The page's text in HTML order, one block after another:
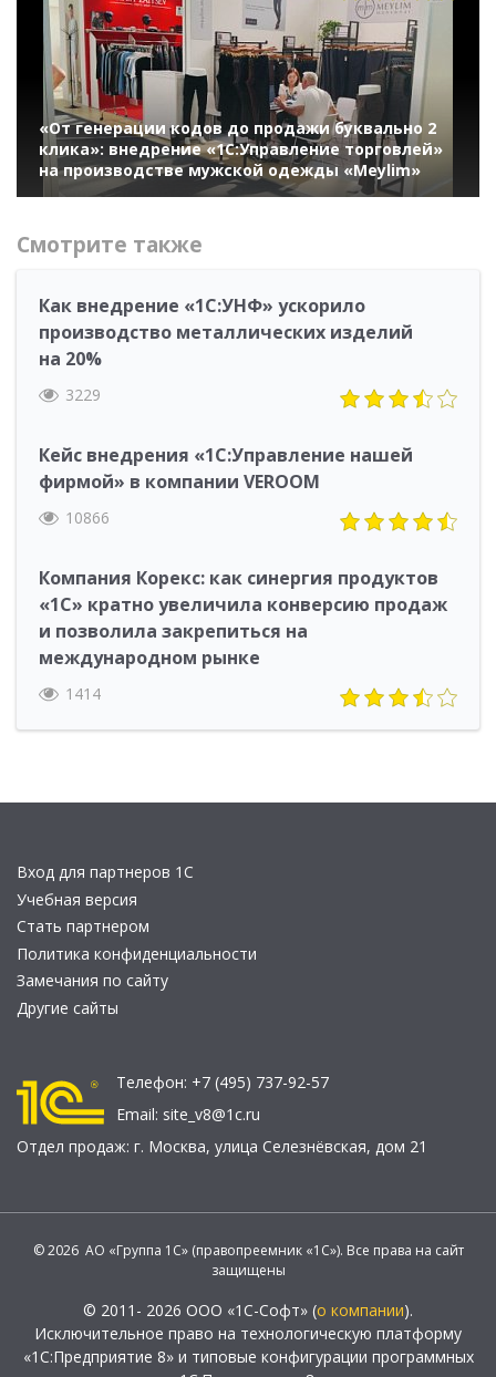
«От генерации кодов до продажи буквально 2
клика»: внедрение «1С:Управление торговлей»
на производстве мужской одежды «Meylim»
Смотрите также
Как внедрение «1С:УНФ» ускорило
производство металлических изделий
на 20%
3229
Кейс внедрения «1С:Управление нашей
фирмой» в компании VEROOM
10866
Компания Корекс: как синергия продуктов
«1С» кратно увеличила конверсию продаж
и позволила закрепиться на
международном рынке
1414
Вход для партнеров 1С
Учебная версия
Стать партнером
Политика конфиденциальности
Замечания по сайту
Другие сайты
Телефон: +7 (495) 737-92-57
Email: site_v8@1c.ru
Отдел продаж: г. Москва, улица Селезнёвская, дом 21
© 2026 АО «Группа 1С» (правопреемник «1С»). Все права на сайт
защищены
© 2011- 2026 ООО «1С-Софт» (о компании).
Исключительное право на технологическую платформу
«1С:Предприятие 8» и типовые конфигурации программных